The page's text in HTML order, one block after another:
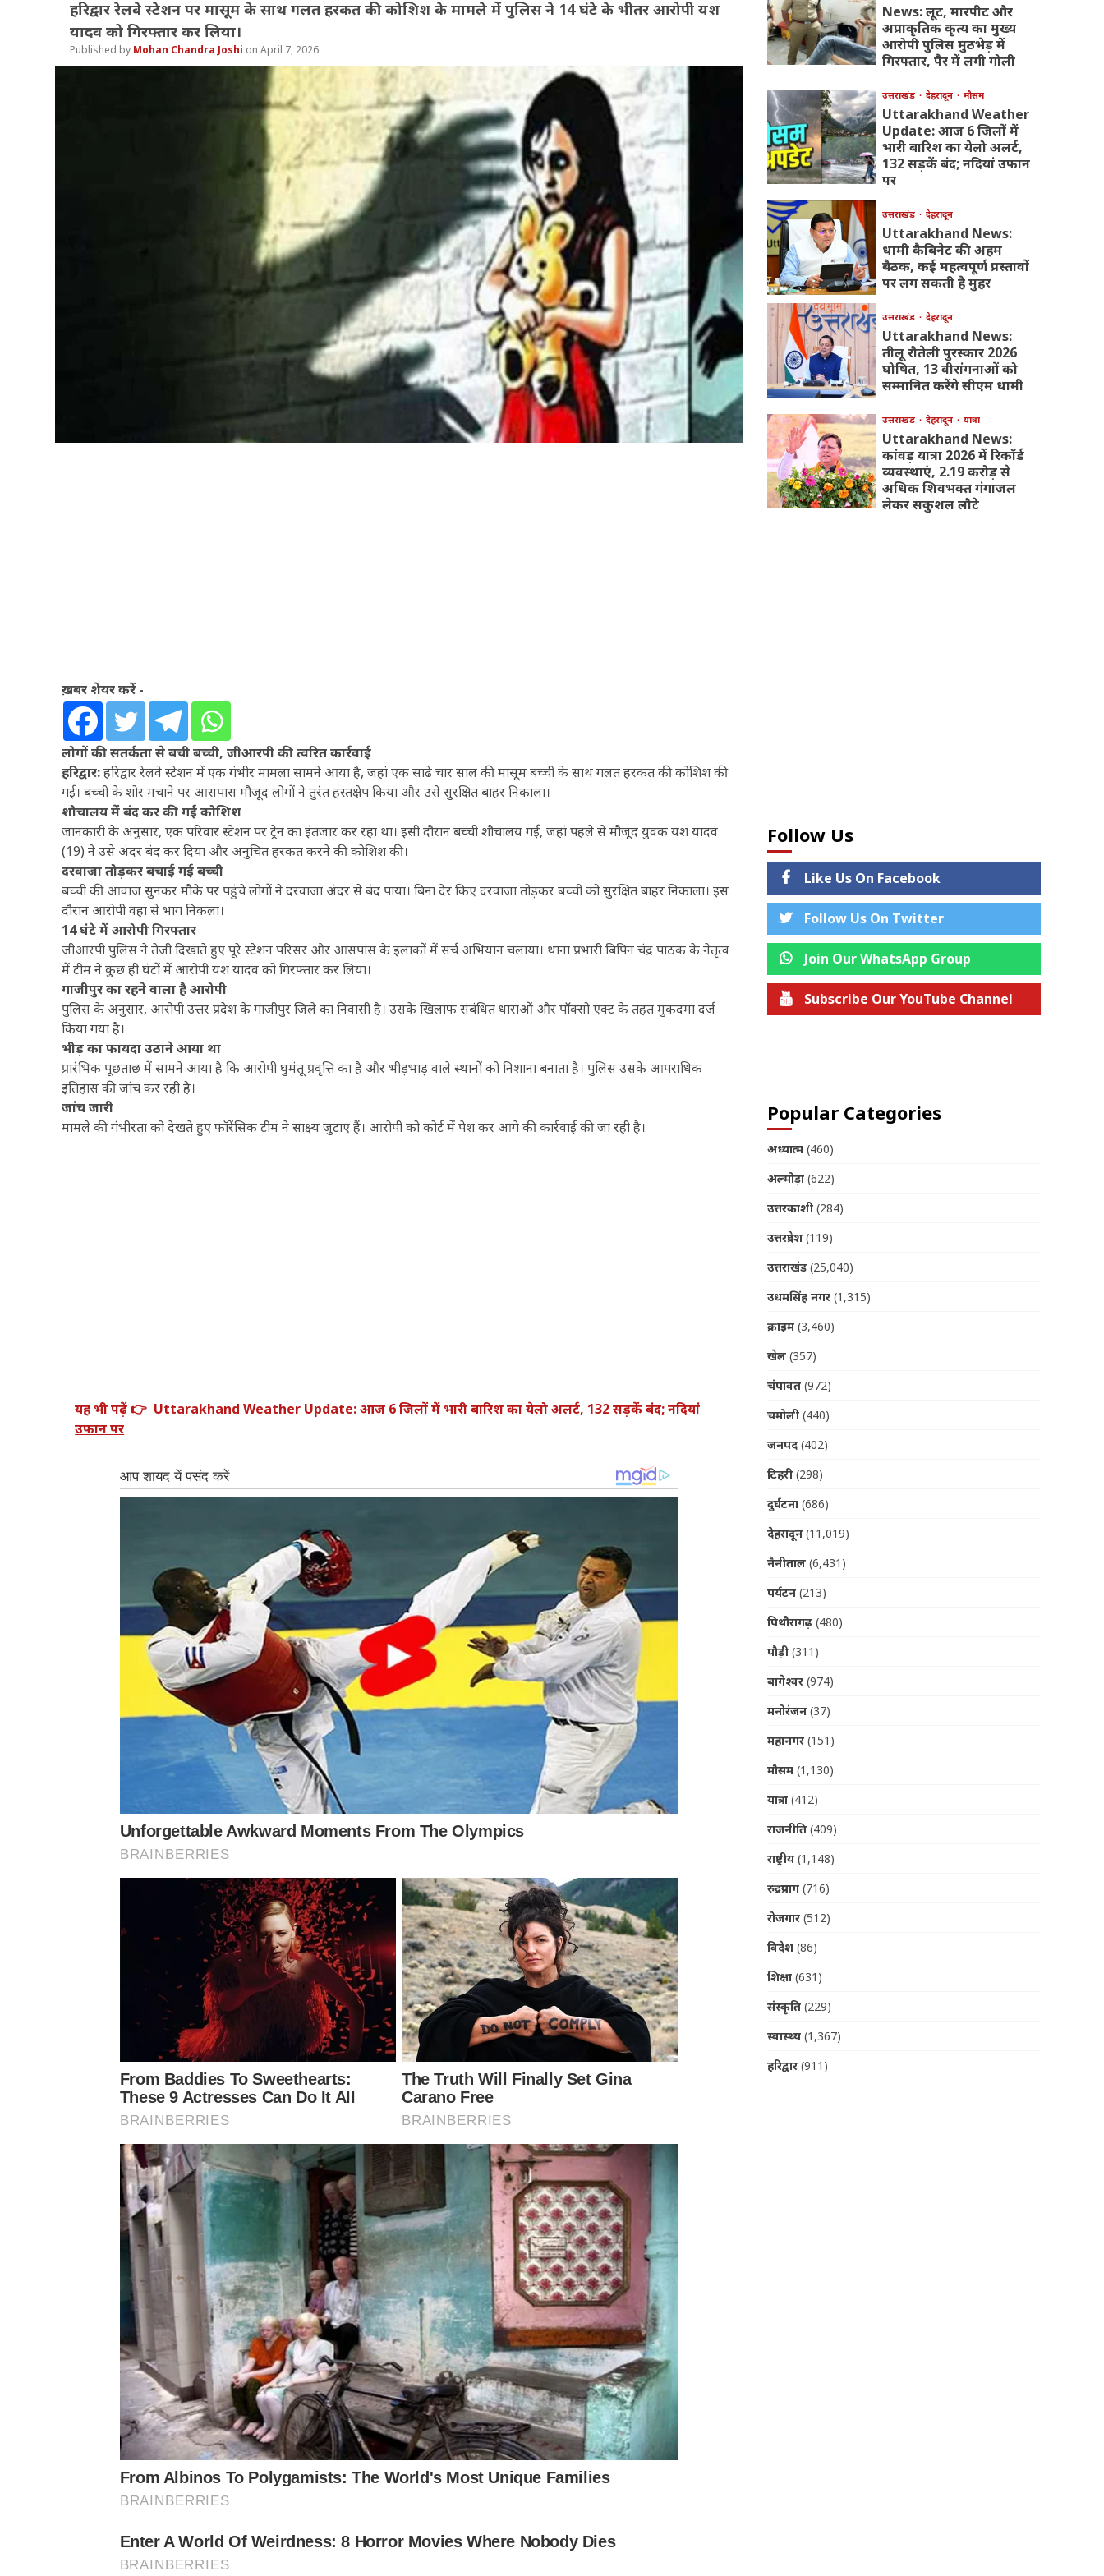
हरिद्वार रेलवे स्टेशन पर मासूम के साथ गलत हरकत की कोशिश के मामले में पुलिस ने 14 घंटे के भीतर आरोपी यश
यादव को गिरफ्तार कर लिया।
Mohan Chandra Joshi April 7, 2026
ख़बर शेयर करें -
लोगों की सतर्कता से बची बच्ची, जीआरपी की त्वरित कार्रवाई
हरिद्वार:हरिद्वार रेलवे स्टेशन में एक गंभीर मामला सामने आया है, जहां एक साढे चार साल की मासूम बच्ची के साथ गलत हरकत की कोशिश की
गई। बच्ची के शोर मचाने पर आसपास मौजूद लोगों ने तुरंत हस्तक्षेप किया और उसे सुरक्षित बाहर निकाला।
शौचालय में बंद कर की गई कोशिश
जानकारी के अनुसार, एक परिवार स्टेशन पर ट्रेन का इंतजार कर रहा था। इसी दौरान बच्ची शौचालय गई, जहां पहले से मौजूद युवक यश यादव
(19) ने उसे अंदर बंद कर दिया और अनुचित हरकत करने की कोशिश की।
दरवाजा तोड़कर बचाई गई बच्ची
बच्ची की आवाज सुनकर मौके पर पहुंचे लोगों ने दरवाजा अंदर से बंद पाया। बिना देर किए दरवाजा तोड़कर बच्ची को सुरक्षित बाहर निकाला। इस
दौरान आरोपी वहां से भाग निकला।
14 घंटे में आरोपी गिरफ्तार
जीआरपी पुलिस ने तेजी दिखाते हुए पूरे स्टेशन परिसर और आसपास के इलाकों में सर्च अभियान चलाया। थाना प्रभारी बिपिन चंद्र पाठक के नेतृत्व
में टीम ने कुछ ही घंटों में आरोपी यश यादव को गिरफ्तार कर लिया।
गाजीपुर का रहने वाला है आरोपी
पुलिस के अनुसार, आरोपी उत्तर प्रदेश के गाजीपुर जिले का निवासी है। उसके खिलाफ संबंधित धाराओं और पॉक्सो एक्ट के तहत मुकदमा दर्ज
किया गया है।
भीड़ का फायदा उठाने आया था
प्रारंभिक पूछताछ में सामने आया है कि आरोपी घुमंतू प्रवृत्ति का है और भीड़भाड़ वाले स्थानों को निशाना बनाता है। पुलिस उसके आपराधिक
इतिहास की जांच कर रही है।
जांच जारी
मामले की गंभीरता को देखते हुए फॉरेंसिक टीम ने साक्ष्य जुटाए हैं। आरोपी को कोर्ट में पेश कर आगे की कार्रवाई की जा रही है।
यह भी पढ़ें 👉 Uttarakhand Weather Update: आज 6 जिलों में भारी बारिश का येलो अलर्ट, 132 सड़कें बंद; नदियां
उफान पर
News: लूट, मारपीट और
अप्राकृतिक कृत्य का मुख्य
आरोपी पुलिस मुठभेड़ में
गिरफ्तार, पैर में लगी गोली
उत्तराखंड देहरादून मौसम
Uttarakhand Weather
Update: आज 6 जिलों में
भारी बारिश का येलो अलर्ट,
132 सड़कें बंद; नदियां उफान
पर
उत्तराखंड देहरादून
Uttarakhand News:
धामी कैबिनेट की अहम
बैठक, कई महत्वपूर्ण प्रस्तावों
पर लग सकती है मुहर
उत्तराखंड देहरादून
Uttarakhand News:
तीलू रौतेली पुरस्कार 2026
घोषित, 13 वीरांगनाओं को
सम्मानित करेंगे सीएम धामी
उत्तराखंड देहरादून यात्रा
Uttarakhand News:
कांवड़ यात्रा 2026 में रिकॉर्ड
व्यवस्थाएं, 2.19 करोड़ से
अधिक शिवभक्त गंगाजल
लेकर सकुशल लौटे
Follow Us
Like Us On Facebook
Follow Us On Twitter
Join Our WhatsApp Group
Subscribe Our YouTube Channel
Popular Categories
अध्यात्म(460)
अल्मोड़ा(622)
उत्तरकाशी(284)
उत्तरप्रदेश(119)
उत्तराखंड(25,040)
उधमसिंह नगर(1,315)
क्राइम(3,460)
खेल(357)
चंपावत(972)
चमोली(440)
जनपद(402)
टिहरी(298)
दुर्घटना(686)
देहरादून(11,019)
नैनीताल(6,431)
पर्यटन(213)
पिथौरागढ़(480)
पौड़ी(311)
बागेश्वर(974)
मनोरंजन(37)
महानगर(151)
मौसम(1,130)
यात्रा(412)
राजनीति(409)
राष्ट्रीय(1,148)
रुद्रप्रयाग(716)
रोजगार(512)
विदेश(86)
शिक्षा(631)
संस्कृति(229)
स्वास्थ्य(1,367)
हरिद्वार(911)